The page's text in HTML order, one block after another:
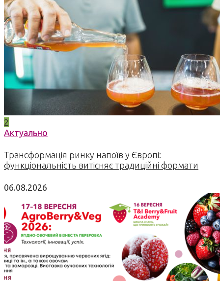
2
Актуально
Трансформація ринку напоїв у Європі:
функціональність витісняє традиційні формати
06.08.2026